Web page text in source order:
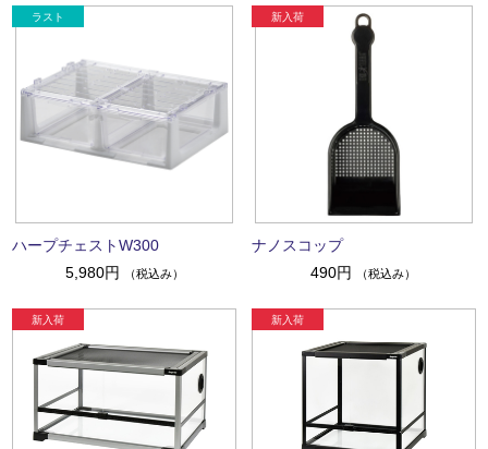
ハープチェストW300
5,980円
（税込み）
ナノスコップ
490円
（税込み）